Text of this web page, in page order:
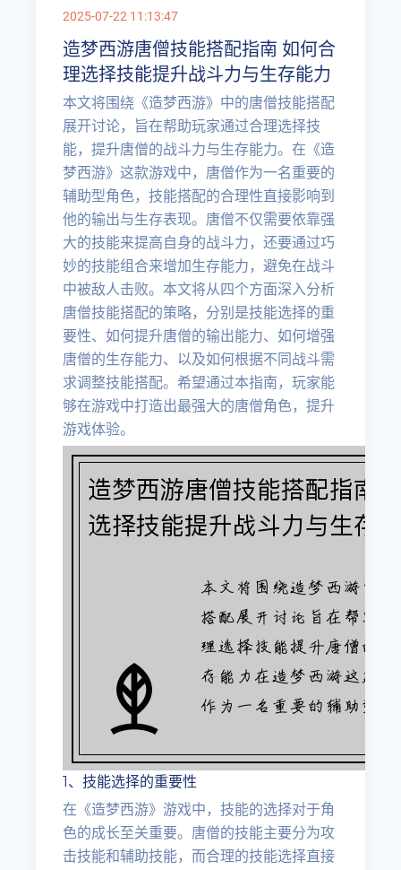
2025-07-22 11:13:47
造梦西游唐僧技能搭配指南 如何合
理选择技能提升战斗力与生存能力
本文将围绕《造梦西游》中的唐僧技能搭配
展开讨论，旨在帮助玩家通过合理选择技
能，提升唐僧的战斗力与生存能力。在《造
梦西游》这款游戏中，唐僧作为一名重要的
辅助型角色，技能搭配的合理性直接影响到
他的输出与生存表现。唐僧不仅需要依靠强
大的技能来提高自身的战斗力，还要通过巧
妙的技能组合来增加生存能力，避免在战斗
中被敌人击败。本文将从四个方面深入分析
唐僧技能搭配的策略，分别是技能选择的重
要性、如何提升唐僧的输出能力、如何增强
唐僧的生存能力、以及如何根据不同战斗需
求调整技能搭配。希望通过本指南，玩家能
够在游戏中打造出最强大的唐僧角色，提升
游戏体验。
1、技能选择的重要性
在《造梦西游》游戏中，技能的选择对于角
色的成长至关重要。唐僧的技能主要分为攻
击技能和辅助技能，而合理的技能选择直接